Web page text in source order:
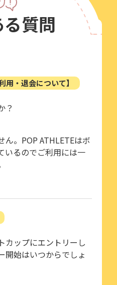
質問
用・退会について】
？
ん。POP ATHLETEはボ
いるのでご利用には一
カップにエントリーし
開始はいつからでしょ